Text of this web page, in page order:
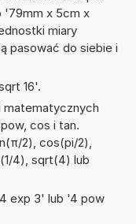
'79mm x 5cm x
miary
pasować do siebie i
16'.
matematycznych
cos i tan.
2), cos(pi/2),
4), sqrt(4) lub
exp 3' lub '4 pow